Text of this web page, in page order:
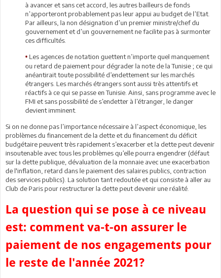
à avancer et sans cet accord, les autres bailleurs de fonds
n’apporteront probablement pas leur appui au budget de l’Etat.
Par ailleurs, la non désignation d’un premier ministre/chef du
gouvernement et d’un gouvernement ne facilite pas à surmonter
ces difficultés.
• Les agences de notation guettent n’importe quel manquement
ou retard de paiement pour dégrader la note de la Tunisie ; ce qui
anéantirait toute possibilité d’endettement sur les marchés
étrangers. Les marchés étrangers sont aussi très attentifs et
réactifs à ce qui se passe en Tunisie. Ainsi, sans programme avec le
FMI et sans possibilité de s’endetter à l’étranger, le danger
devient imminent.
Si on ne donne pas l’importance nécessaire à l’aspect économique, les
problèmes du financement de la dette et du financement du déficit
budgétaire peuvent très rapidement s’exacerber et la dette peut devenir
insoutenable avec tous les problèmes qu’elle pourra engendrer (défaut
sur la dette publique, dévaluation de la monnaie avec une exacerbation
de l'inflation, retard dans le paiement des salaires publics, contraction
des services publics). La solution tant redoutée et qui consiste à aller au
Club de Paris pour restructurer la dette peut devenir une réalité.
La question qui se pose à ce niveau
est: comment va-t-on assurer le
paiement de nos engagements pour
le reste de l'année 2021?